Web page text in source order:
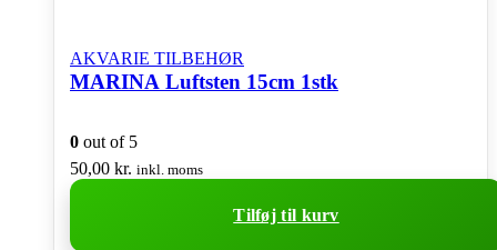
AKVARIE TILBEHØR
MARINA Luftsten 15cm 1stk
0 out of 5
50,00 kr. inkl. moms
Tilføj til kurv